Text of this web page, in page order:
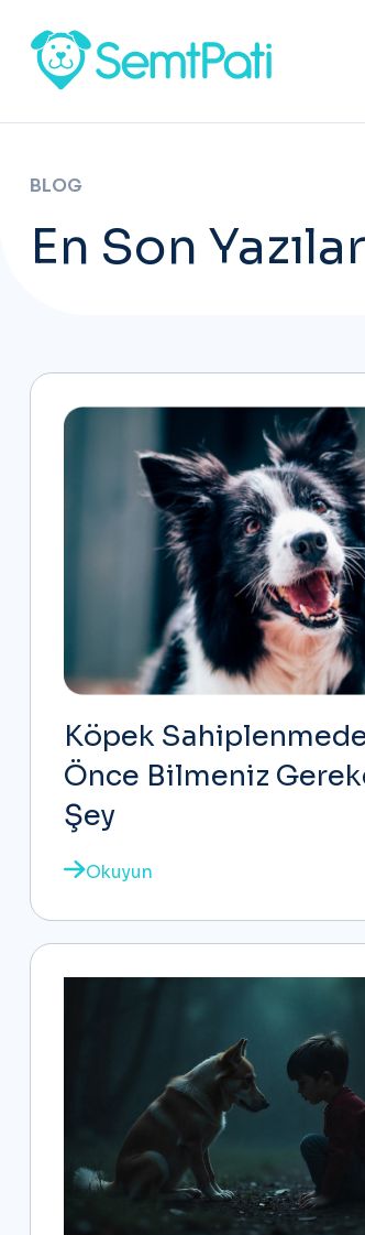
BLOG
En Son
Köpek
Önce Bilmeniz
Şey
Okuyun